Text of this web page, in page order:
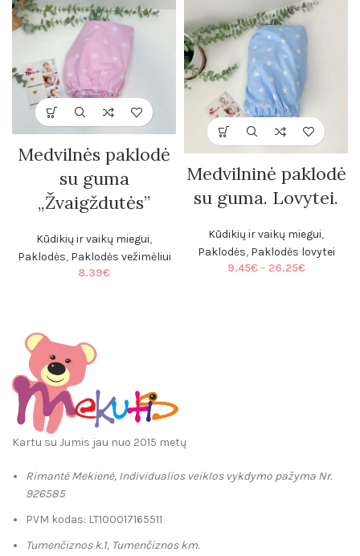
Medvilnės paklodė
su guma
„Žvaigždutės”
Kūdikių ir vaikų miegui,
Paklodės, Paklodės vežimėliui
8.39€
Medvilninė paklodė
su guma. Lovytei.
Kūdikių ir vaikų miegui,
Paklodės, Paklodės lovytei
9.45€ – 26.25€Price
Kartu su Jumis jau nuo 2015 metų
Rimantė Mekienė, Individualios veiklos vykdymo pažyma Nr.
926585
PVM kodas: LT100017165511
Tumenčiznos k.1, Tumenčiznos km.